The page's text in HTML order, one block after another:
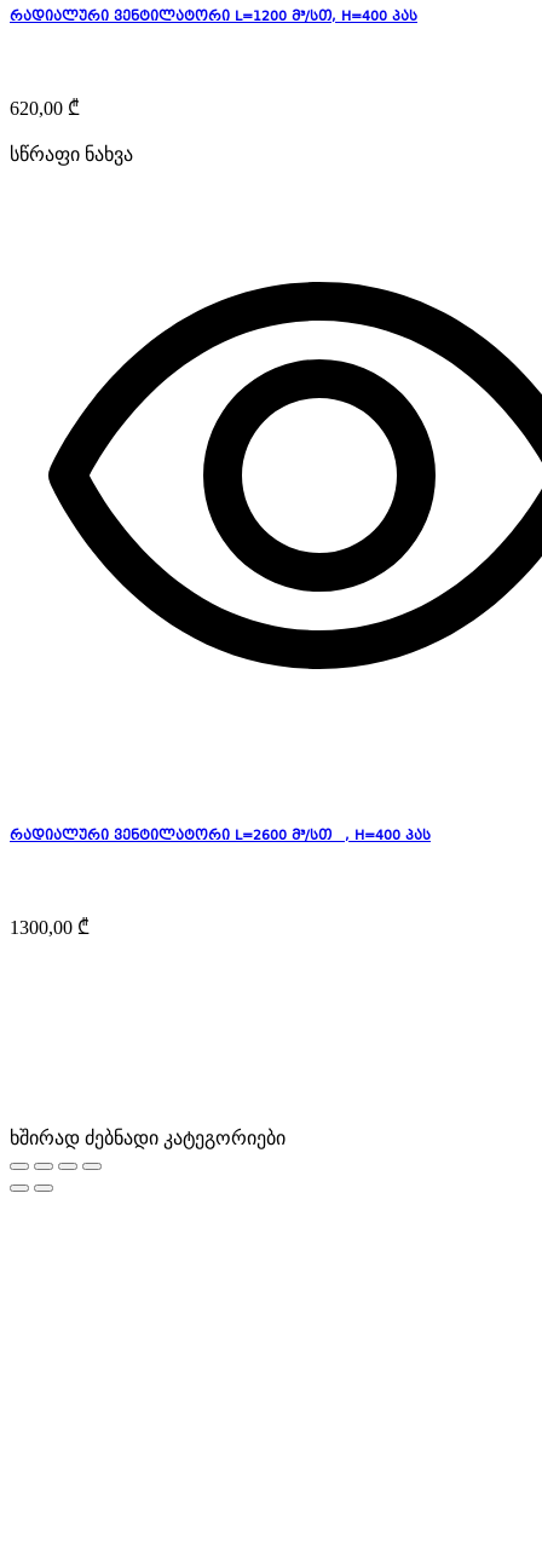
რადიალური ვენტილატორი L=1200 მ³/სთ, H=400 პას
620,00 ₾
სწრაფი ნახვა
რადიალური ვენტილატორი L=2600 მ³/სთ , H=400 პას
1300,00 ₾
ხშირად ძებნადი კატეგორიები